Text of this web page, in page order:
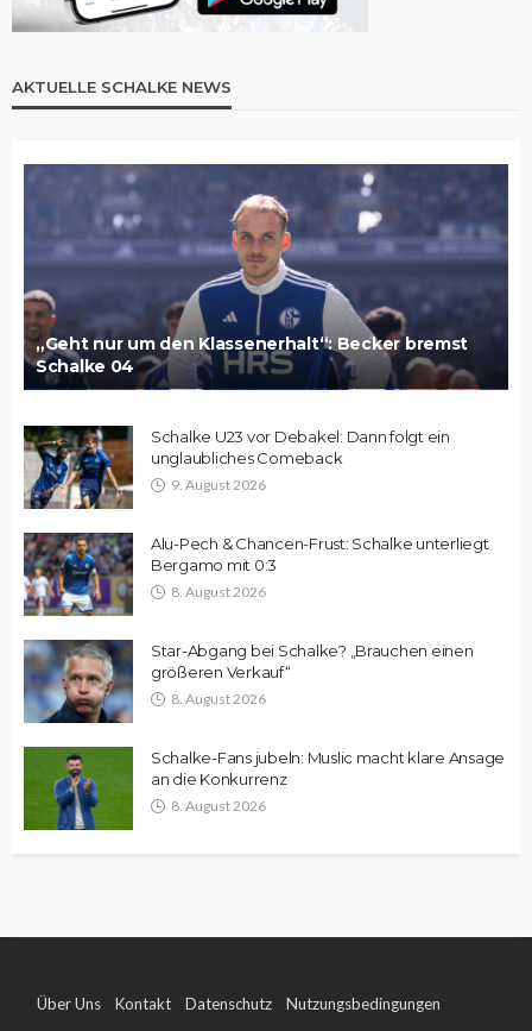
AKTUELLE SCHALKE NEWS
„Geht nur um den Klassenerhalt“: Becker bremst
Schalke 04
Schalke U23 vor Debakel: Dann folgt ein
unglaubliches Comeback
9. August 2026
Alu-Pech & Chancen-Frust: Schalke unterliegt
Bergamo mit 0:3
8. August 2026
Star-Abgang bei Schalke? „Brauchen einen
größeren Verkauf“
8. August 2026
Schalke-Fans jubeln: Muslic macht klare Ansage
an die Konkurrenz
8. August 2026
Über Uns Kontakt Datenschutz Nutzungsbedingungen